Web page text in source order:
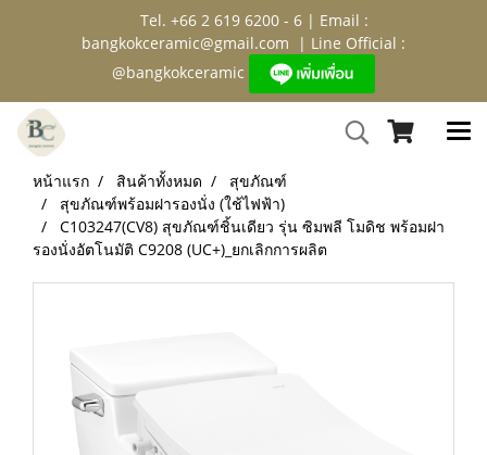
Tel. +66 2 619 6200 - 6 | Email :
bangkokceramic@gmail.com | Line Official :
@bangkokceramic
หน้าแรก สินค้าทั้งหมด
สุขภัณฑ์
สุขภัณฑ์พร้อมฝารองนั่ง (ใช้ไฟฟ้า)
C103247(CV8) สุขภัณฑ์ชิ้นเดียว รุ่น ซิมพลี โมดิช พร้อมฝา
รองนั่งอัตโนมัติ C9208 (UC+)_ยกเลิกการผลิต